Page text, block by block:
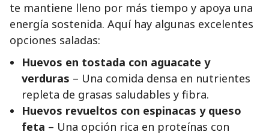
te mantiene lleno por más tiempo y apoya una
energía sostenida. Aquí hay algunas excelentes
opciones saladas:
Huevos en tostada con aguacate y
verduras – Una comida densa en nutrientes
repleta de grasas saludables y fibra.
Huevos revueltos con espinacas y queso
feta – Una opción rica en proteínas con